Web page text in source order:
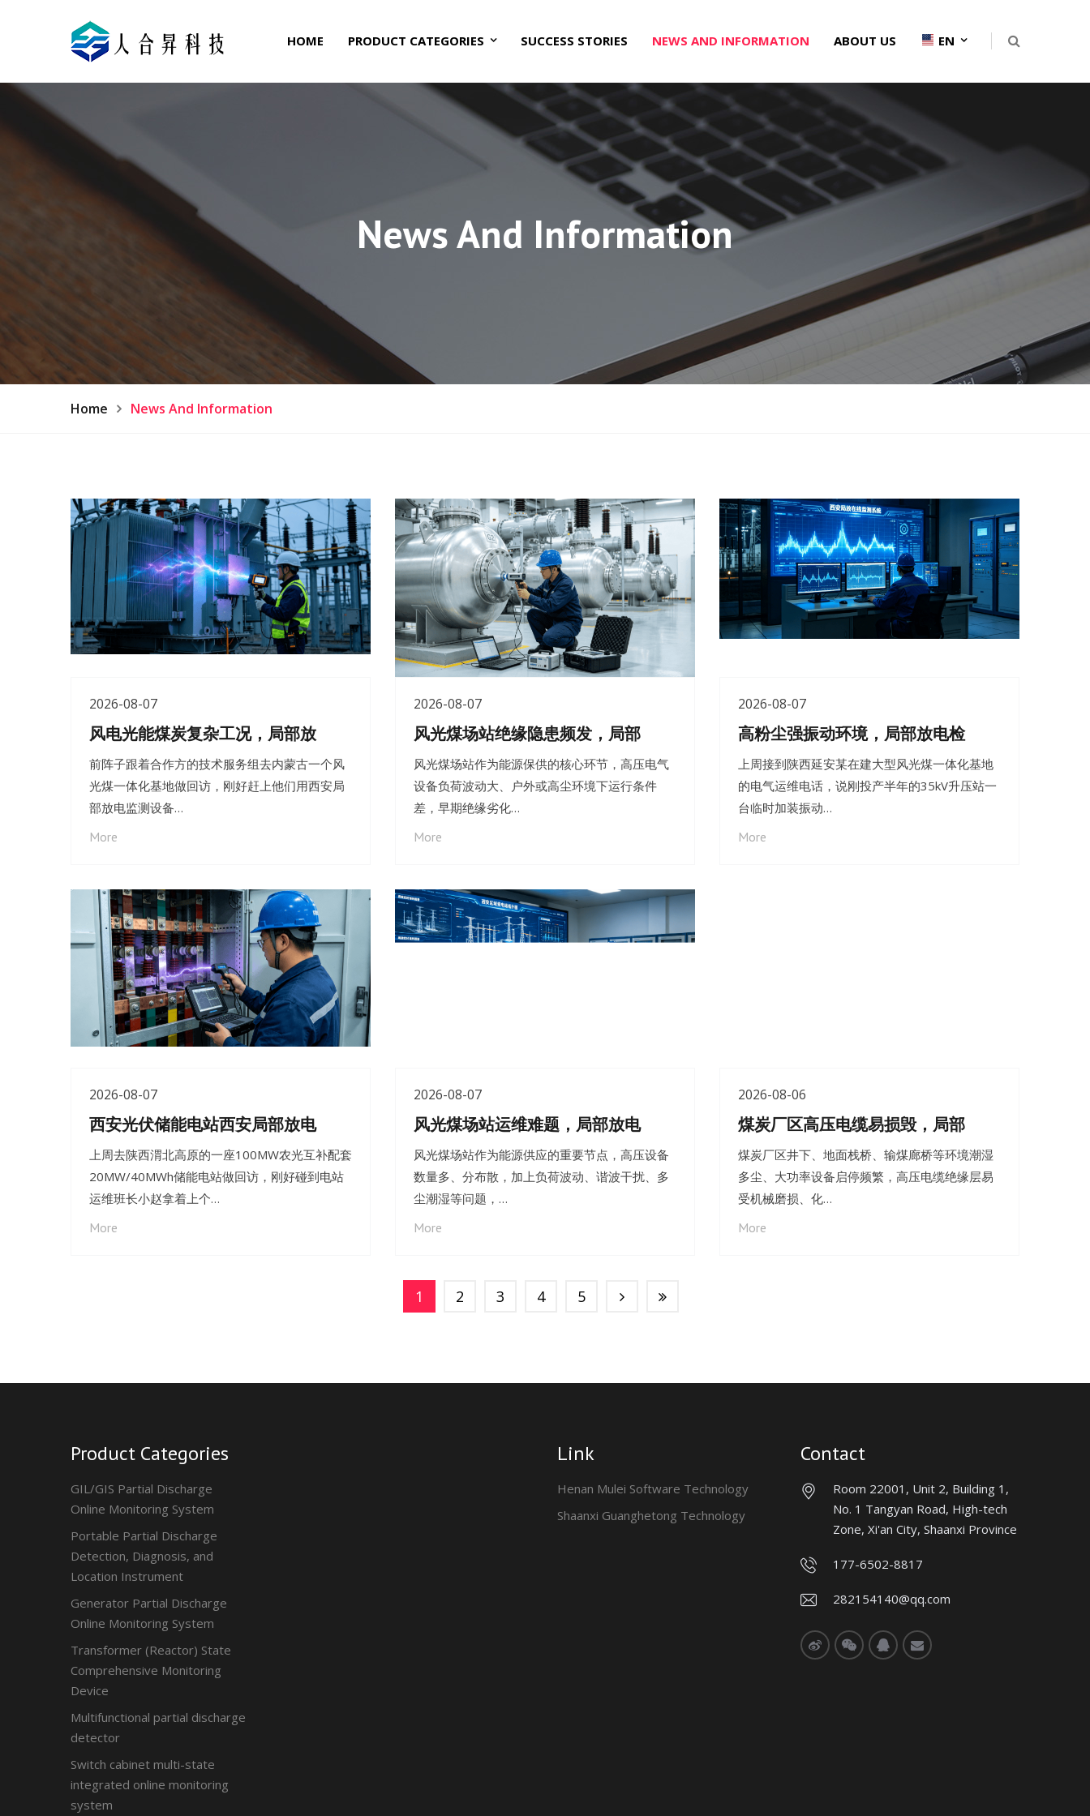
HOME PRODUCT CATEGORIES SUCCESS STORIES NEWS AND INFORMATION ABOUT US EN
News And Information
Home News And Information
2026-08-07
风电光能煤炭复杂工况，局部放
前阵子跟着合作方的技术服务组去内蒙古一个风
光煤一体化基地做回访，刚好赶上他们用西安局
部放电监测设备…
More
2026-08-07
风光煤场站绝缘隐患频发，局部
风光煤场站作为能源保供的核心环节，高压电气
设备负荷波动大、户外或高尘环境下运行条件
差，早期绝缘劣化…
More
2026-08-07
高粉尘强振动环境，局部放电检
上周接到陕西延安某在建大型风光煤一体化基地
的电气运维电话，说刚投产半年的35kV升压站一
台临时加装振动…
More
2026-08-07
西安光伏储能电站西安局部放电
上周去陕西渭北高原的一座100MW农光互补配套
20MW/40MWh储能电站做回访，刚好碰到电站
运维班长小赵拿着上个…
More
2026-08-07
风光煤场站运维难题，局部放电
风光煤场站作为能源供应的重要节点，高压设备
数量多、分布散，加上负荷波动、谐波干扰、多
尘潮湿等问题，…
More
2026-08-06
煤炭厂区高压电缆易损毁，局部
煤炭厂区井下、地面栈桥、输煤廊桥等环境潮湿
多尘、大功率设备启停频繁，高压电缆绝缘层易
受机械磨损、化…
More
1 2 3 4 5
Product Categories
GIL/GIS Partial Discharge
Online Monitoring System
Portable Partial Discharge
Detection, Diagnosis, and
Location Instrument
Generator Partial Discharge
Online Monitoring System
Transformer (Reactor) State
Comprehensive Monitoring
Device
Multifunctional partial discharge
detector
Switch cabinet multi-state
integrated online monitoring
system
Link
Henan Mulei Software Technology
Shaanxi Guanghetong Technology
Contact
Room 22001, Unit 2, Building 1,
No. 1 Tangyan Road, High-tech
Zone, Xi'an City, Shaanxi Province
177-6502-8817
282154140@qq.com